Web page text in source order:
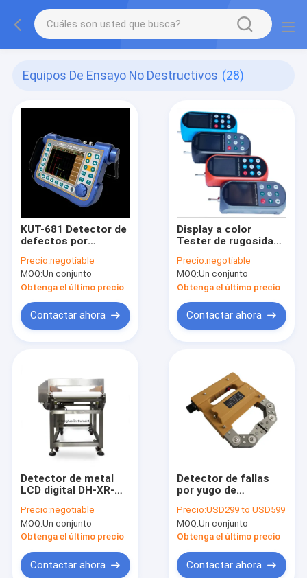
Equipos De Ensayo No Destructivos (28)
KUT-681 Detector de
defectos por
Testeador de
defectos por
ultrasonidos portátil
digital, Detector de
defectos por
ultrasonidos de alta
Precio:negotiable
MOQ:Un conjunto
Obtenga el último precio
Contactar ahora
Display a color
Tester de rugosidad
KR-230, instrumento
de prueba de
rugosidad de
superficie
Precio:negotiable
MOQ:Un conjunto
Obtenga el último precio
Contactar ahora
Detector de metal
LCD digital DH-XR-
metal con pantalla
LCD personalizada,
detector de cuerpos
Precio:negotiable
MOQ:Un conjunto
Obtenga el último precio
Contactar ahora
Detector de fallas
por yugo de
magnéticas portátil
Detectores de fallas
MT Máquina de
220AC
Precio:USD299 to USD599
MOQ:Un conjunto
Obtenga el último precio
Contactar ahora